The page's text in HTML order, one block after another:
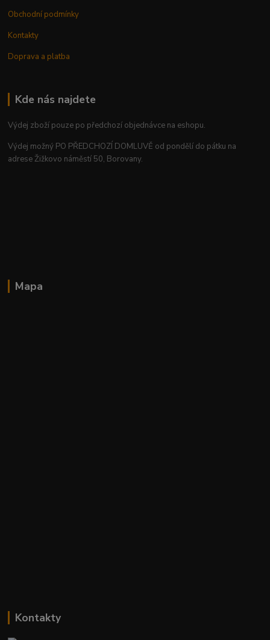
Obchodní podmínky
Kontakty
Doprava a platba
Kde nás najdete
Výdej zboží pouze po předchozí objednávce na eshopu.
Výdej možný PO PŘEDCHOZÍ DOMLUVĚ od pondělí do pátku na
adrese Žižkovo náměstí 50, Borovany.
Mapa
Kontakty